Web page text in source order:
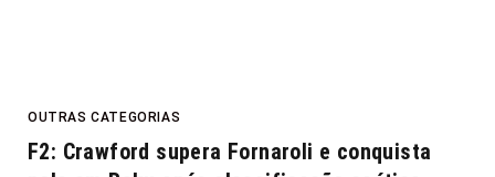
OUTRAS CATEGORIAS
F2: Crawford supera Fornaroli e conquista